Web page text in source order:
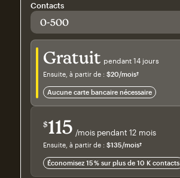
Contacts
Essai gratuit
Gratuit pendant 14 jours
Ensuite, à partir de : $20/mois†
aucune carte bancaire nécessaire
Économisez 15 %
$115 /mois pendant 12 mois
$115par mois pendant 12 mois
Ensuite, à partir de : $135/mois†
Économisez 15 % sur plus de 10 K contacts